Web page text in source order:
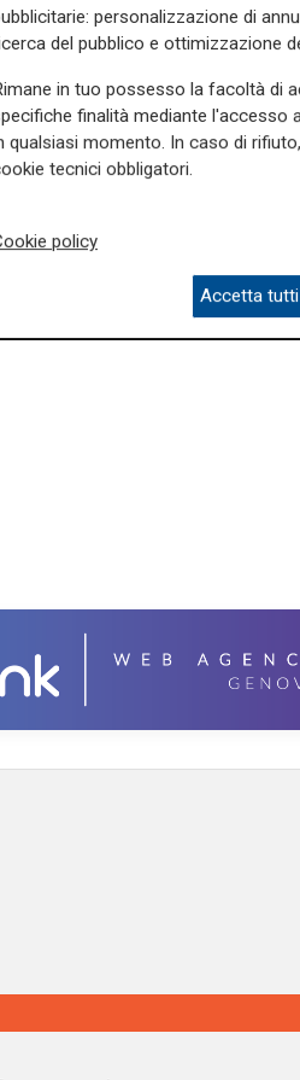
allenatore, bandiera
disponibile integralmente
notizie sulla Liguria
Facebook.
personalizzazione di
del pubblico e ottimizzazione
in tuo possesso la facoltà di
finalità mediante l'accesso
qualsiasi momento. In caso di
tecnici obbligatori.
policy
Accetta tutti